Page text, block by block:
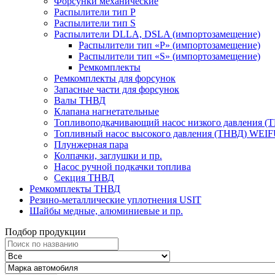
Распылители тип P
Распылители тип S
Распылители DLLA, DSLA (импортозамещение)
Распылители тип «Р» (импортозамещение)
Распылители тип «S» (импортозамещение)
Ремкомплекты
Ремкомплекты для форсунок
Запасные части для форсунок
Валы ТНВД
Клапана нагнетательные
Топливоподкачивающий насос низкого давления
Топливный насос высокого давления (ТНВД)
Плунжерная пара
Колпачки, заглушки и пр.
Насос ручной подкачки топлива
Секция ТНВД
Ремкомплекты ТНВД
Резино-металлические уплотнения USIT
Шайбы медные, алюминиевые и пр.
Подбор продукции